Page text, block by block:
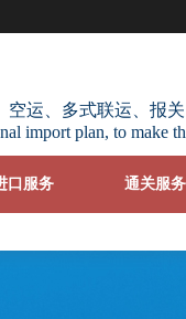
空运、多式联运、报
import plan, to make
口服务 通关服务